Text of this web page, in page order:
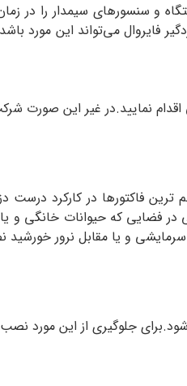
و سنسورهای سیمدار را در
فایروال می‌تواند این مورد
اقدام نمایید.در غیر این صورت
فاکتورها در کارکرد درست
فضایی که حیوانات خانگی و
و یا مقابل نرور خورشید
جلوگیری از این مورد